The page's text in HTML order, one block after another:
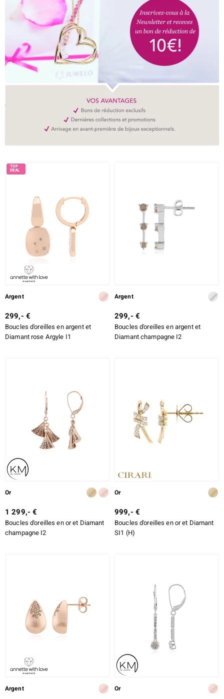
Argent
299,- €
Boucles d'oreilles en argent et
Diamant rose Argyle I1
Argent
299,- €
Boucles d'oreilles en argent et
Diamant champagne I2
Or
1 299,- €
Boucles d'oreilles en or et Diamant
champagne I2
Or
999,- €
Boucles d'oreilles en or et Diamant
SI1 (H)
Argent Or